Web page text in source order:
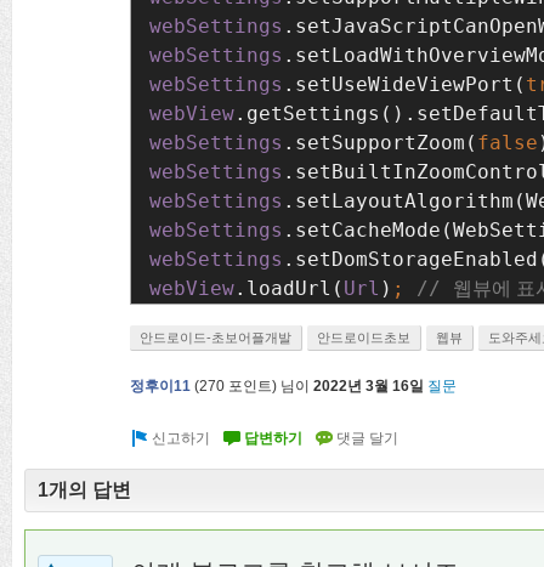
webSettings
webSettings
webSettings .setUseWideViewPort(
webView
webSettings .setSupportZoom( false
webSettings
webSettings
webSettings
webSettings
webView.loadUrl( Url ) ; // 웹뷰에 표
안드로이드-초보어플개발 안드로이드초보 웹뷰 도와주
정후이11 (270 포인트) 님이 2022년 3월 16일 질문
1개의 답변